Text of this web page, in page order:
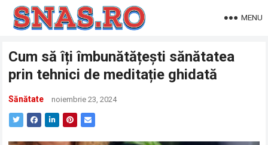
MENU
Cum să îți îmbunătățești sănătatea
prin tehnici de meditație ghidată
Sănătate noiembrie 23, 2024